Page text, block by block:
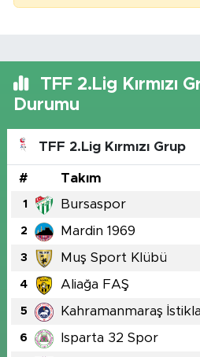
TFF 2.Lig Kırmızı
Durumu
TFF 2.Lig Kırmızı Grup
# Takım
1 Bursaspor
2 Mardin 1969
3 Muş Sport Klübü
4 Aliağa FAŞ
5 Kahramanmaraş
6 Isparta 32 Spor